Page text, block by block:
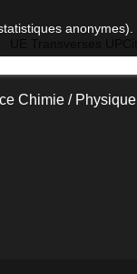
anonymes).
Chimie / Physique